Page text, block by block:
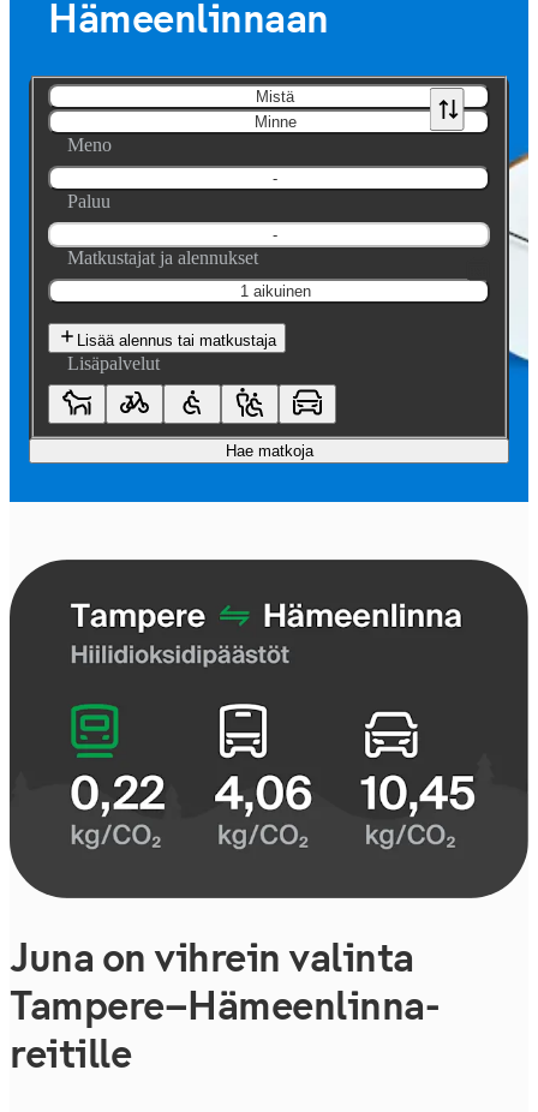
Hämeenlinnaan
Mistä
Minne
Meno
-
Paluu
-
Matkustajat ja alennukset
1 aikuinen
Lisää alennus tai matkustaja
Lisäpalvelut
Hae matkoja
Juna on vihrein valinta
Tampere–Hämeenlinna-
reitille